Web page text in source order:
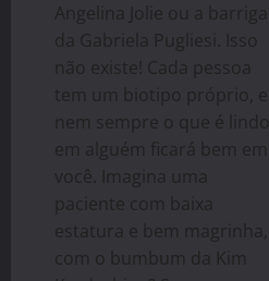
Angelina Jolie ou a barriga
da Gabriela Pugliesi. Isso
não existe! Cada pessoa
tem um biotipo próprio, e
nem sempre o que é lindo
em alguém ficará bem em
você. Imagina uma
paciente com baixa
estatura e bem magrinha,
com o bumbum da Kim